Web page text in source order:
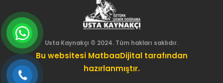
Usta Kaynakçı © 2024. Tüm hakları saklıdır.
Bu websitesi MatbaaDijital tarafından
hazırlanmıştır.